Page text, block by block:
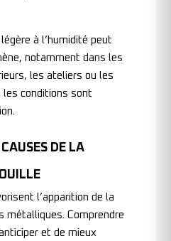
à l’humidité peut
notamment dans les
les ateliers ou les
les conditions sont
DE LA
l’apparition de la
métalliques. Comprendre
et de mieux